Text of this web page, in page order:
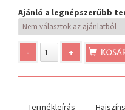
Ajánló a legnépszerűbb
- +
Termékleírás